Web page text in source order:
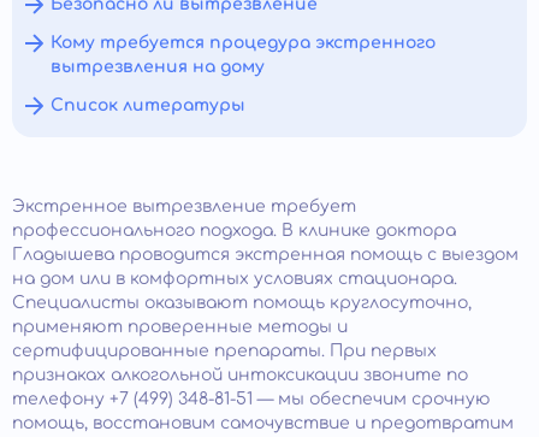
Безопасно ли вытрезвление
Кому требуется процедура экстренного
вытрезвления на дому
Список литературы
Экстренное вытрезвление требует
профессионального подхода. В клинике доктора
Гладышева проводится экстренная помощь с выездом
на дом или в комфортных условиях стационара.
Специалисты оказывают помощь круглосуточно,
применяют проверенные методы и
сертифицированные препараты. При первых
признаках алкогольной интоксикации звоните по
телефону +7 (499) 348-81-51 — мы обеспечим срочную
помощь, восстановим самочувствие и предотвратим